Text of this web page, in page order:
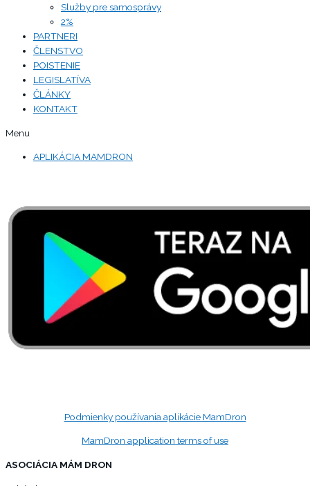
Služby pre samosprávy
2%
PARTNERI
ČLENSTVO
POISTENIE
LEGISLATÍVA
ČLÁNKY
KONTAKT
Menu
APLIKÁCIA MAMDRON
Podmienky používania aplikácie MamDron
MamDron application terms of use
ASOCIÁCIA MÁM DRON